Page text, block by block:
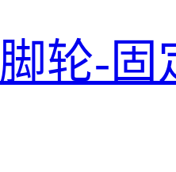
轮-固